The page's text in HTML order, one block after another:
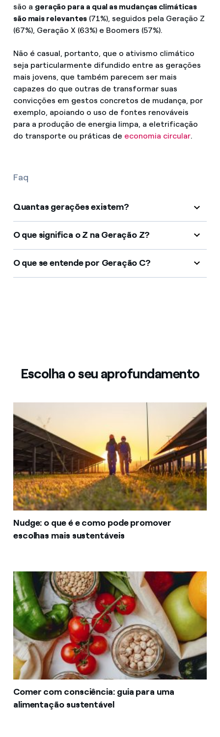
são a geração para a qual as mudanças climáticas
são mais relevantes (71%), seguidos pela Geração Z
(67%), Geração X (63%) e Boomers (57%).
Não é casual, portanto, que o ativismo climático
seja particularmente difundido entre as gerações
mais jovens, que também parecem ser mais
capazes do que outras de transformar suas
convicções em gestos concretos de mudança, por
exemplo, apoiando o uso de fontes renováveis
para a produção de energia limpa, a eletrificação
do transporte ou práticas de economia circular.
Faq
Quantas gerações existem?
O que significa o Z na Geração Z?
O que se entende por Geração C?
Escolha o seu aprofundamento
Nudge: o que é e como pode promover
escolhas mais sustentáveis
Comer com consciência: guia para uma
alimentação sustentável